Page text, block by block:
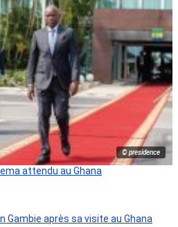
© presidence
attendu au Ghana
Gambie après sa visite au Ghana